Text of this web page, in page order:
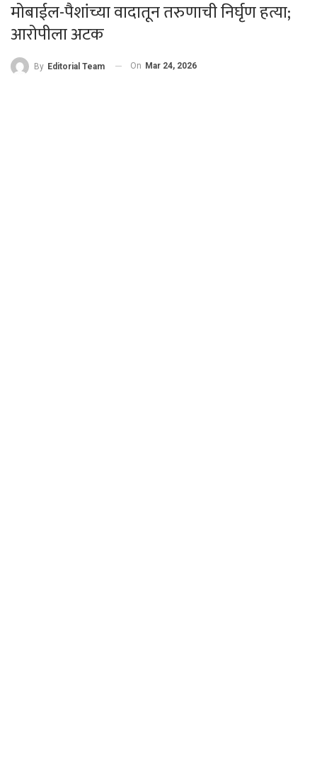
मोबाईल-पैशांच्या वादातून तरुणाची निर्घृण हत्या;
आरोपीला अटक
By Editorial Team On Mar 24, 2026